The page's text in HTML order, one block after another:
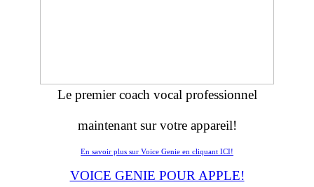
Le premier coach vocal professionnel
maintenant sur votre appareil!
En savoir plus sur Voice Genie en cliquant ICI!
VOICE GENIE POUR APPLE!